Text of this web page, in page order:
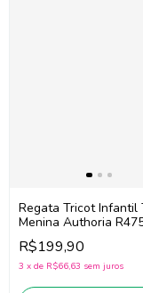
Regata Tricot Infantil
Menina Authoria
White/Vermelho)
R$199,90
3 x de R$66,63 sem juros